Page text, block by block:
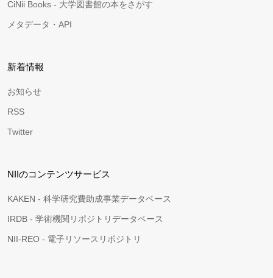
CiNii Books - 大学図書館の本をさがす
メタデータ・API
新着情報
お知らせ
RSS
Twitter
NIIのコンテンツサービス
KAKEN - 科学研究費助成事業データベース
IRDB - 学術機関リポジトリデータベース
NII-REO - 電子リソースリポジトリ